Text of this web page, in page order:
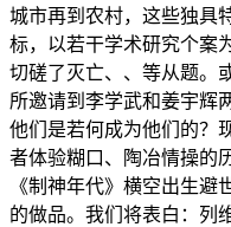
城市再到农村，这些独具
标，以若干学术研究个案
切磋了灭亡、、等从题。
所邀请到李学武和姜宇辉
他们是若何成为他们的？
者体验糊口、陶冶情操的
《制神年代》横空出生
的做品。我们将表白：列